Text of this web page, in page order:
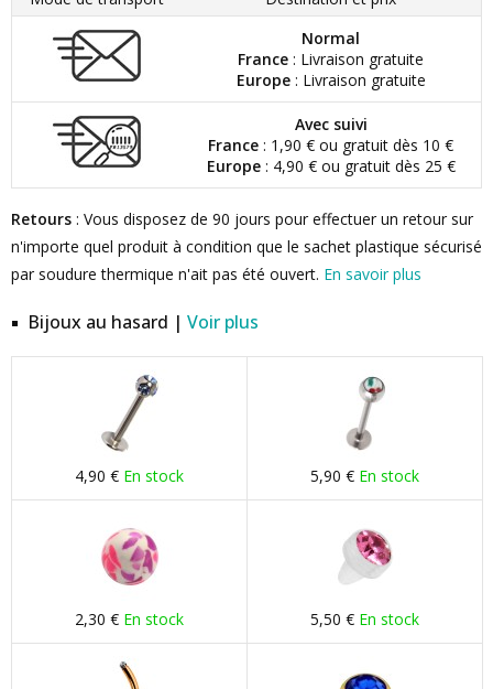
Normal
France : Livraison gratuite
Europe: Livraison gratuite
Avec suivi
France : 1,90 € ou gratuit dès 10 €
Europe: 4,90 € ou gratuit dès 25 €
Retours : Vous disposez de 90 jours pour effectuer un retour sur
n'importe quel produit à condition que le sachet plastique sécurisé
par soudure thermique n'ait pas été ouvert. En savoir plus
Bijoux au hasard | Voir plus
4,90 € En stock 5,90 € En stock
2,30 € En stock 5,50 € En stock